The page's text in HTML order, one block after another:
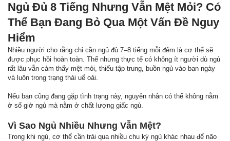
Ngủ Đủ 8 Tiếng Nhưng Vẫn Mệt Mỏi? Có
Thể Bạn Đang Bỏ Qua Một Vấn Đề Nguy
Hiểm
Nhiều người cho rằng chỉ cần ngủ đủ 7–8 tiếng mỗi đêm là cơ thể sẽ
được phục hồi hoàn toàn. Thế nhưng thực tế có không ít người dù ngủ
rất lâu vẫn cảm thấy mệt mỏi, thiếu tập trung, buồn ngủ vào ban ngày
và luôn trong trạng thái uể oải.
Nếu bạn cũng đang gặp tình trạng này, nguyên nhân có thể không nằm
ở số giờ ngủ mà nằm ở chất lượng giấc ngủ.
Vì Sao Ngủ Nhiều Nhưng Vẫn Mệt?
Trong khi ngủ, cơ thể cần trải qua nhiều chu kỳ ngủ khác nhau để não